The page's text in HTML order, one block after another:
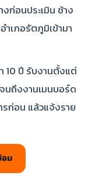
ก่อนประเมิน ช้าง
เภอรัตภูมิเข้ามา
10 ปี รับงานตั้งแต่
นถึงงานเมนบอร์ด
รก่อน แล้วแจ้งราย
อม